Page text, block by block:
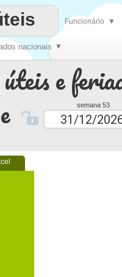
e
e semana 53
nacionais ▼
Funcionário ▼